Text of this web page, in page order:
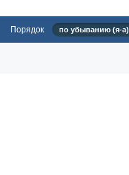
Порядок по убыванию (я-а)